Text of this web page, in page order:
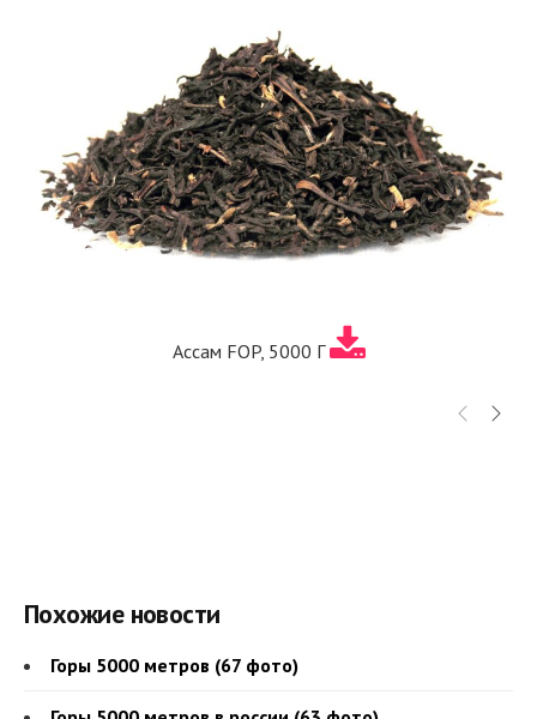
Ассам FOP, 5000 Г
Похожие новости
Горы 5000 метров (67 фото)